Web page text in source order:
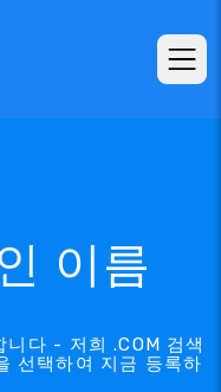
이름
니다 - 저희 .COM 검색
선택하여 지금 등록하